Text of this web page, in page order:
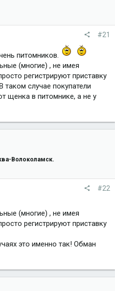
#21
питомников.
(многие) , не имея
регистрируют приставку
таком случае покупатели
щенка в питомнике, а не у
Волоколамск.
#22
(многие) , не имея
регистрируют приставку
это именно так! Обман